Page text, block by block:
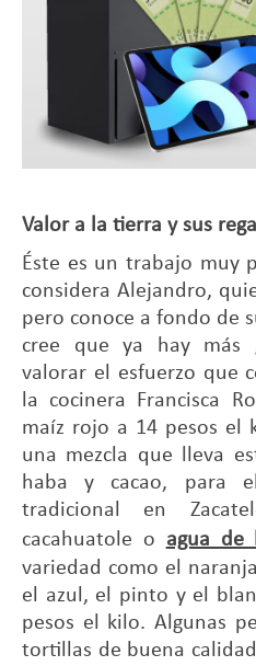
Valor a la tierra y sus
Éste es un trabajo muy
considera Alejandro,
pero conoce a fondo de
cree que ya hay más
valorar el esfuerzo que
la cocinera Francisca
maíz rojo a 14 pesos el
una mezcla que lleva
haba y cacao, para
tradicional en
cacahuatole o agua de
variedad como el
el azul, el pinto y el
pesos el kilo. Algunas
tortillas de buena